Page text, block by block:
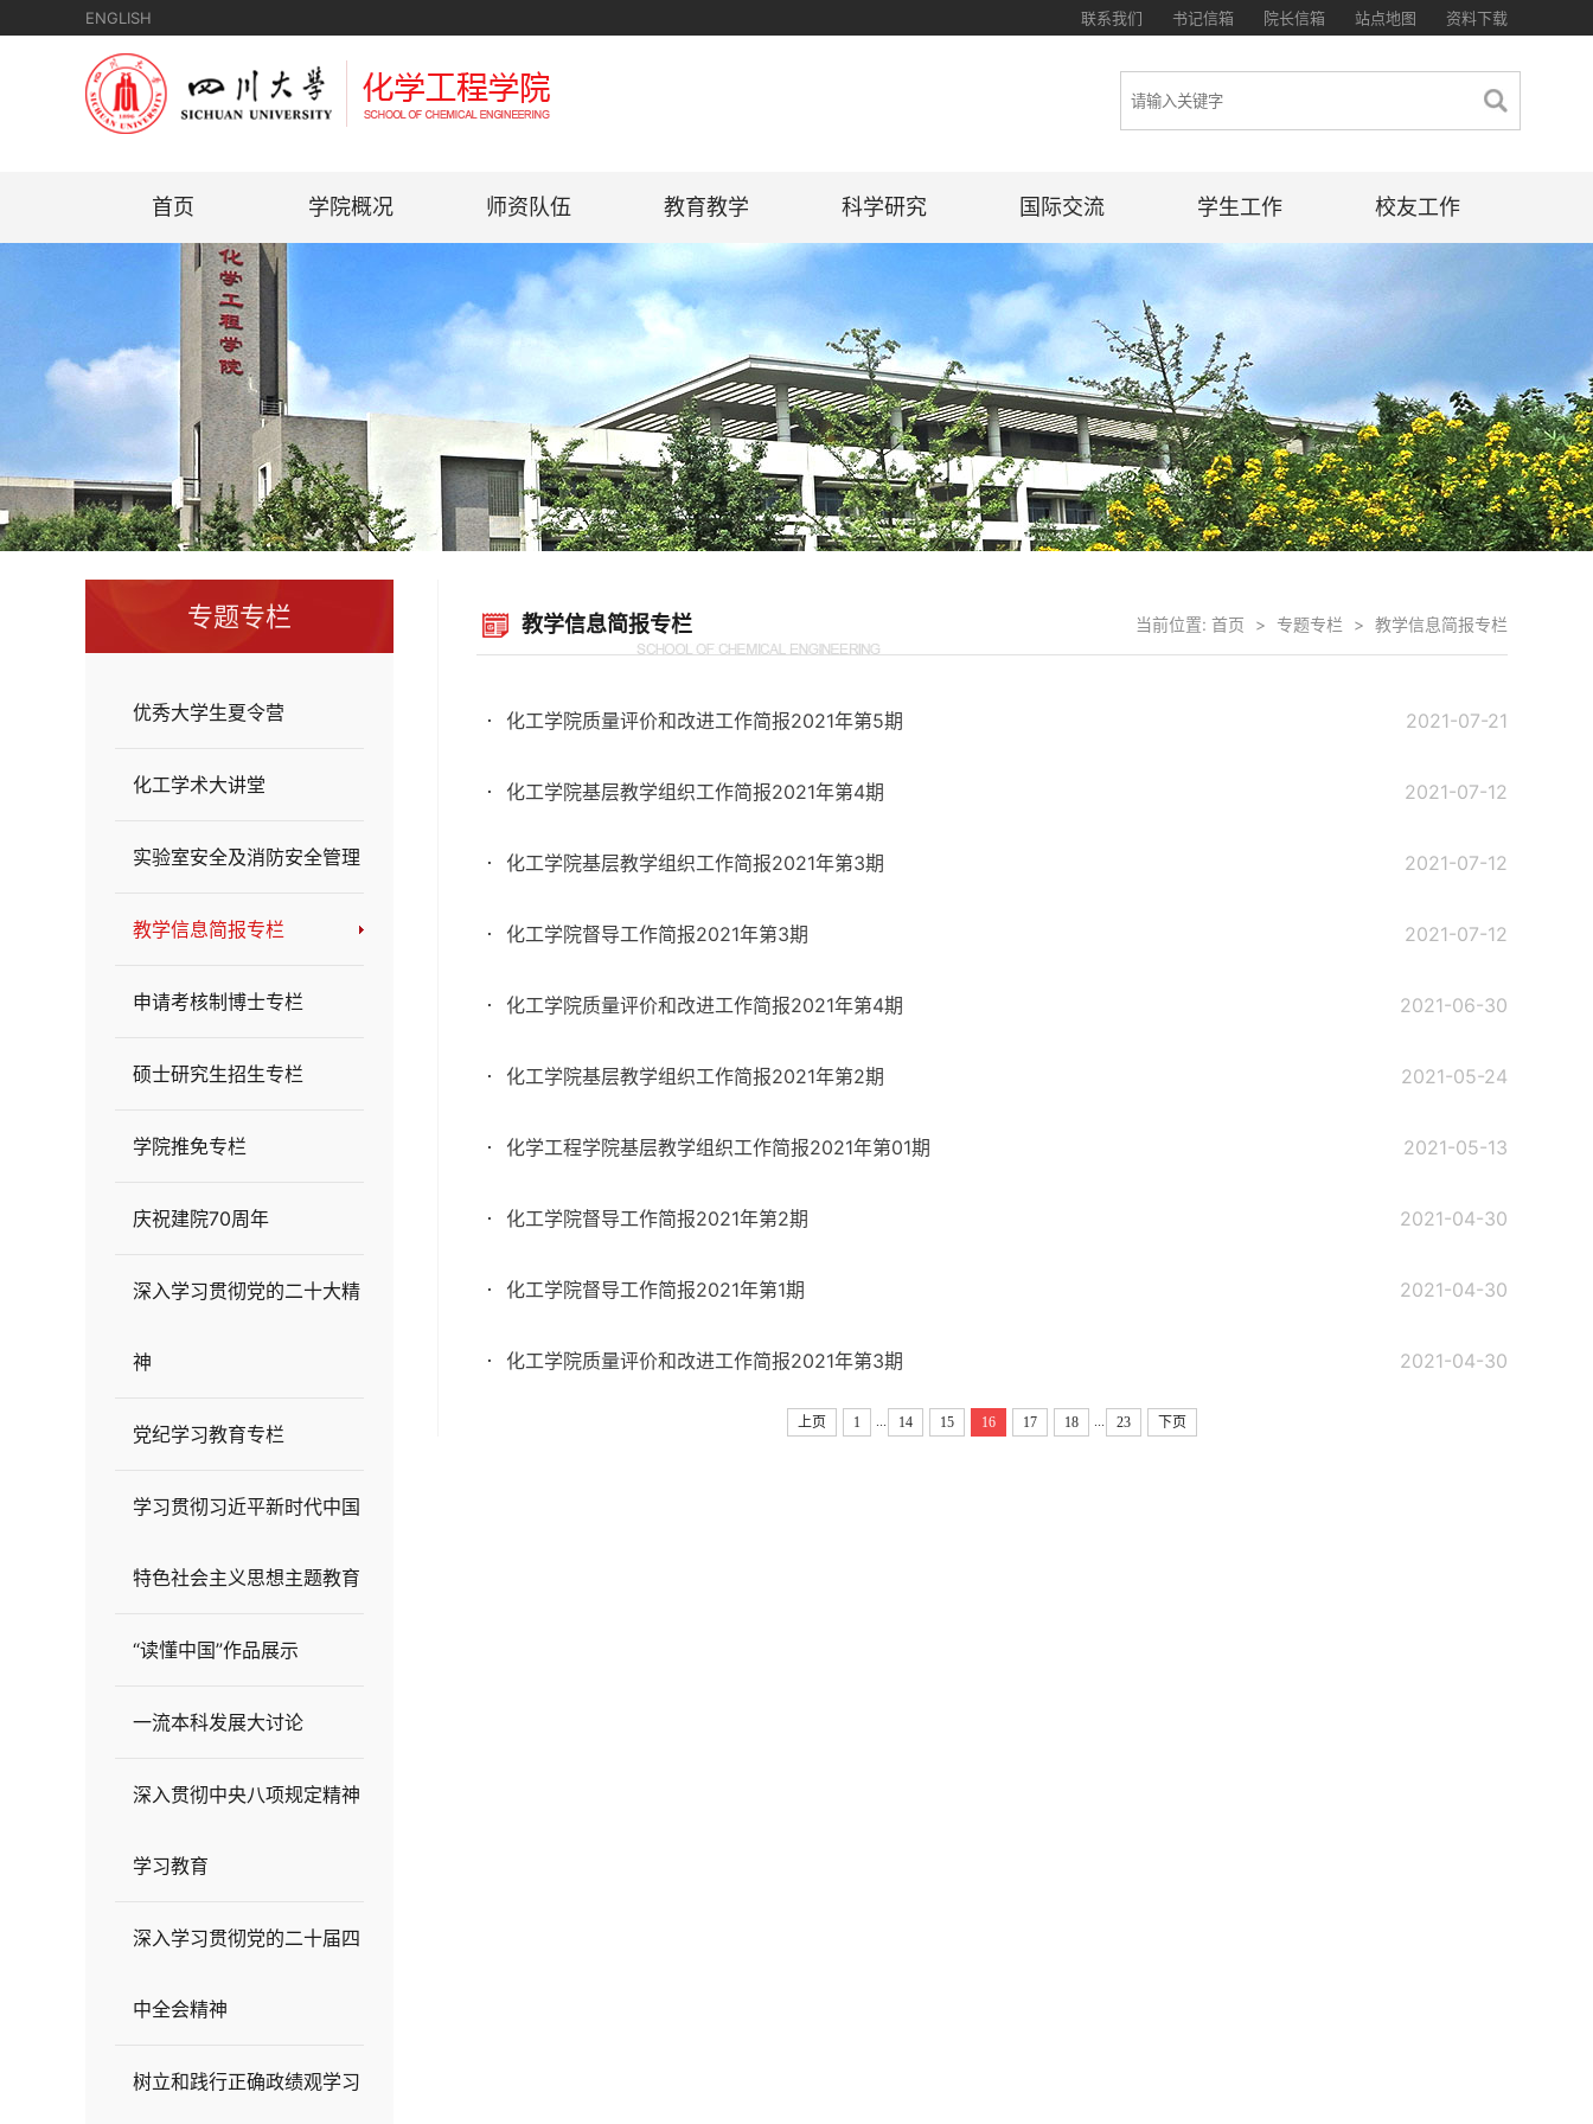
ENGLISH 资料下载
站点地图
院长信箱
书记信箱
联系我们
首页 学院概况 师资队伍 教育教学 科学研究 国际交流 学生工作 校友工作
专题专栏
优秀大学生夏令营
化工学术大讲堂
实验室安全及消防安全管理
教学信息简报专栏
申请考核制博士专栏
硕士研究生招生专栏
学院推免专栏
庆祝建院70周年
深入学习贯彻党的二十大精
神
党纪学习教育专栏
学习贯彻习近平新时代中国
特色社会主义思想主题教育
“读懂中国”作品展示
一流本科发展大讨论
深入贯彻中央八项规定精神
学习教育
深入学习贯彻党的二十届四
中全会精神
树立和践行正确政绩观学习
教学信息简报专栏 当前位置: 首页 > 专题专栏 > 教学信息简报专栏
2021-07-21
化工学院质量评价和改进工作简报2021年第5期
2021-07-12
化工学院基层教学组织工作简报2021年第4期
2021-07-12
化工学院基层教学组织工作简报2021年第3期
2021-07-12
化工学院督导工作简报2021年第3期
2021-06-30
化工学院质量评价和改进工作简报2021年第4期
2021-05-24
化工学院基层教学组织工作简报2021年第2期
2021-05-13
化学工程学院基层教学组织工作简报2021年第01期
2021-04-30
化工学院督导工作简报2021年第2期
2021-04-30
化工学院督导工作简报2021年第1期
2021-04-30
化工学院质量评价和改进工作简报2021年第3期
上页 1 14 15 16 17 18 23 下页